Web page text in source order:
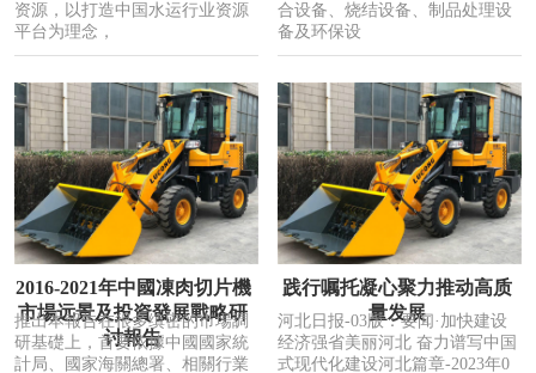
资源，以打造中国水运行业资源
平台为理念，
合设备、烧结设备、制品处理设
备及环保设
2016-2021年中國凍肉切片機
市場远景及投資發展戰略研
讨報告
推出本報告在很多缜密的市場調
研基礎上，首要依據中國國家統
計局、國家海關總署、相關行業
践行嘱托凝心聚力推动高质
量发展
河北日报-03版：要闻·加快建设
经济强省美丽河北 奋力谱写中国
式现代化建设河北篇章-2023年0